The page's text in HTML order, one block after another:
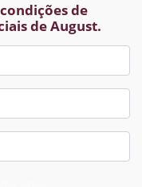
de
de August.